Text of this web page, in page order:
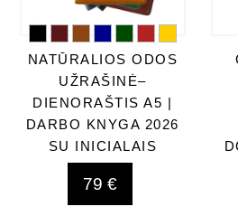
NATŪRALIOS ODOS
UŽRAŠINĖ–
DIENORAŠTIS A5 |
DARBO KNYGA 2026
SU INICIALAIS
79 €